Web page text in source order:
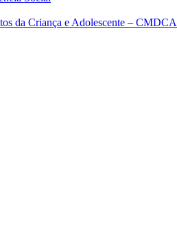
da Criança e Adolescente – CMDCA